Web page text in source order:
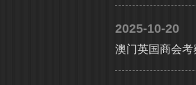
2025-10-20